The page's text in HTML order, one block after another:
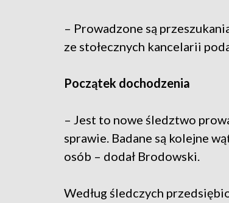
– Prowadzone są
ze stołecznych kancelarii
Początek dochodzenia
– Jest to nowe śledztwo
sprawie. Badane są kolejne
osób – dodał Brodowski.
Według śledczych